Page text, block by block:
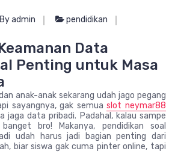
By admin
pendidikan
Data
Penting untuk Masa
anak-anak sekarang udah jago pegang
sayangnya, gak semuaslot neymar88
jaga data pribadi. Padahal, kalau sampe
bro! Makanya, pendidikan soal
udah harus jadi bagian penting dari
biar siswa gak cuma pinter online, tapi